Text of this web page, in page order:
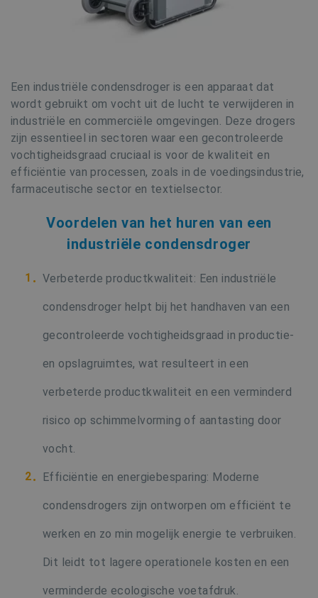
Een industriële condensdroger is een apparaat dat
wordt gebruikt om vocht uit de lucht te verwijderen in
industriële en commerciële omgevingen. Deze drogers
zijn essentieel in sectoren waar een gecontroleerde
vochtigheidsgraad cruciaal is voor de kwaliteit en
efficiëntie van processen, zoals in de voedingsindustrie,
farmaceutische sector en textielsector.
Voordelen van het huren van een
industriële condensdroger
Verbeterde productkwaliteit: Een industriële
condensdroger helpt bij het handhaven van een
gecontroleerde vochtigheidsgraad in productie-
en opslagruimtes, wat resulteert in een
verbeterde productkwaliteit en een verminderd
risico op schimmelvorming of aantasting door
vocht.
Efficiëntie en energiebesparing: Moderne
condensdrogers zijn ontworpen om efficiënt te
werken en zo min mogelijk energie te verbruiken.
Dit leidt tot lagere operationele kosten en een
verminderde ecologische voetafdruk.